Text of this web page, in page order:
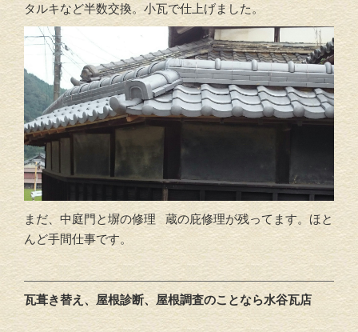
タルキなど半数交換。小瓦で仕上げました。
まだ、中庭門と塀の修理 蔵の庇修理が残ってます。ほと
んど手間仕事です。
瓦葺き替え、屋根診断、屋根調査のことなら水谷瓦店